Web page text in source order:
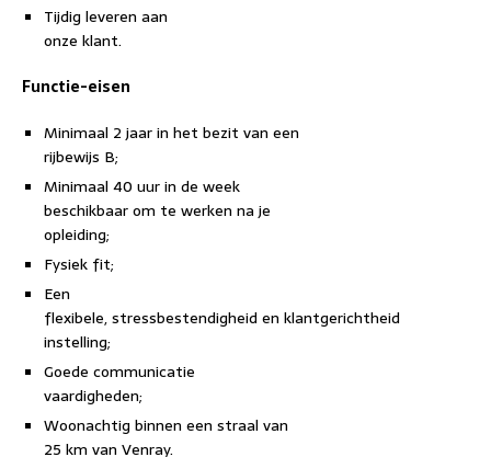
Tijdig leveren aan
onze klant.
Functie-eisen
Minimaal 2 jaar in het bezit van een
rijbewijs B;
Minimaal 40 uur in de week
beschikbaar om te werken na je
opleiding;
Fysiek fit;
Een
flexibele, stressbestendigheid en klantgerichtheid
instelling;
Goede communicatie
vaardigheden;
Woonachtig binnen een straal van
25 km van Venray.